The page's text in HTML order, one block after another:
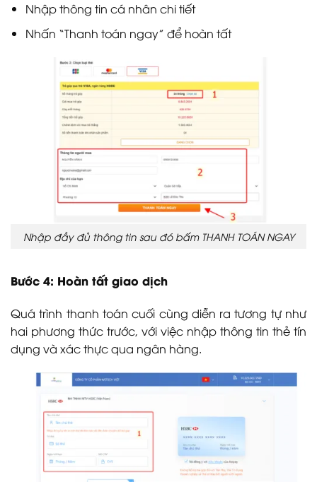
Nhập thông tin cá nhân chi tiết
Nhấn “Thanh toán ngay” để hoàn tất
Nhập đầy đủ thông tin sau đó bấm THANH TOÁN NGAY
Bước 4: Hoàn tất giao dịch
Quá trình thanh toán cuối cùng diễn ra tương tự như
hai phương thức trước, với việc nhập thông tin thẻ tín
dụng và xác thực qua ngân hàng.